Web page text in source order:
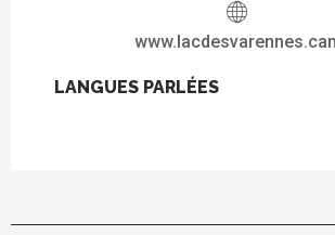
LANGUES PARLÉES
LANGUES PARLÉES